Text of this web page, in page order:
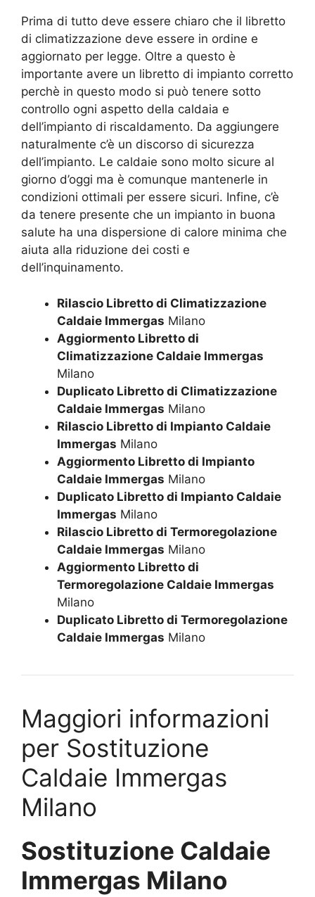
Prima di tutto deve essere chiaro che il libretto
di climatizzazione deve essere in ordine e
aggiornato per legge. Oltre a questo è
importante avere un libretto di impianto corretto
perchè in questo modo si può tenere sotto
controllo ogni aspetto della caldaia e
dell’impianto di riscaldamento. Da aggiungere
naturalmente c’è un discorso di sicurezza
dell’impianto. Le caldaie sono molto sicure al
giorno d’oggi ma è comunque mantenerle in
condizioni ottimali per essere sicuri. Infine, c’è
da tenere presente che un impianto in buona
salute ha una dispersione di calore minima che
aiuta alla riduzione dei costi e
dell’inquinamento.
Rilascio Libretto di Climatizzazione
Caldaie Immergas Milano
Aggiormento Libretto di
Climatizzazione Caldaie Immergas
Milano
Duplicato Libretto di Climatizzazione
Caldaie Immergas Milano
Rilascio Libretto di Impianto Caldaie
Immergas Milano
Aggiormento Libretto di Impianto
Caldaie Immergas Milano
Duplicato Libretto di Impianto Caldaie
Immergas Milano
Rilascio Libretto di Termoregolazione
Caldaie Immergas Milano
Aggiormento Libretto di
Termoregolazione Caldaie Immergas
Milano
Duplicato Libretto di Termoregolazione
Caldaie Immergas Milano
Maggiori informazioni
per Sostituzione
Caldaie Immergas
Milano
Sostituzione Caldaie
Immergas Milano